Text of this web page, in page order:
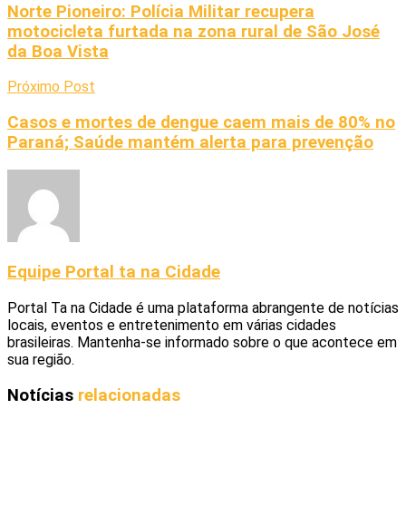
Norte Pioneiro: Polícia Militar recupera
motocicleta furtada na zona rural de São José
da Boa Vista
Próximo Post
Casos e mortes de dengue caem mais de 80% no
Paraná; Saúde mantém alerta para prevenção
Equipe Portal ta na Cidade
Portal Ta na Cidade é uma plataforma abrangente de notícias
locais, eventos e entretenimento em várias cidades
brasileiras. Mantenha-se informado sobre o que acontece em
sua região.
Notícias relacionadas